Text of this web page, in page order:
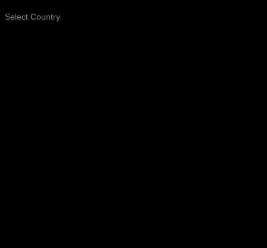
Select Country